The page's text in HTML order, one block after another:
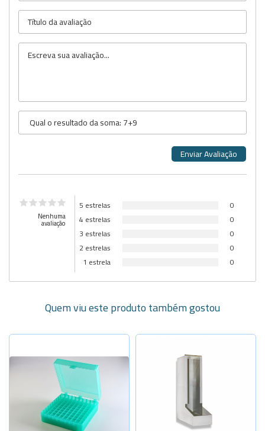
Nenhuma
avaliação
5 estrelas
0
4 estrelas
0
3 estrelas
0
2 estrelas
0
1 estrela
0
Quem viu este produto também gostou
Selecione a Quantidade
81 microtu
- -